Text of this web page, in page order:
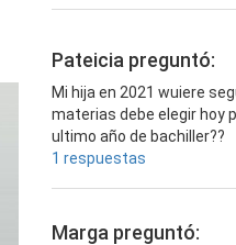
Pateicia preguntó:
Mi hija en 2021 wuiere
materias debe elegir hoy
ultimo año de bachiller??
1 respuestas
Marga preguntó: